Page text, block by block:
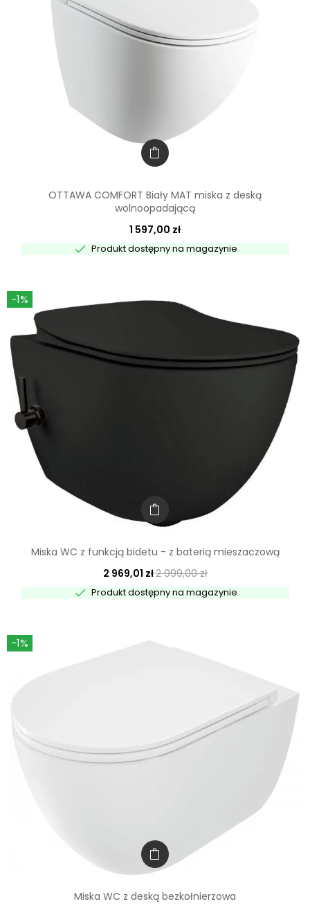
OTTAWA COMFORT Biały MAT miska z deską
wolnoopadającą
1 597,00 zł
 Produkt dostępny na magazynie
-1%
Miska WC z funkcją bidetu - z baterią mieszaczową
2 969,01 zł2 999,00 zł
 Produkt dostępny na magazynie
-1%
Miska WC z deską bezkołnierzowa